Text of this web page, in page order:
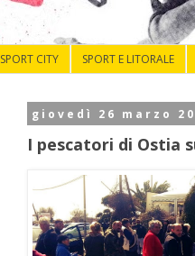
SPORT CITY SPORT E LITORALE
giovedì 26 marzo
I pescatori di Ostia